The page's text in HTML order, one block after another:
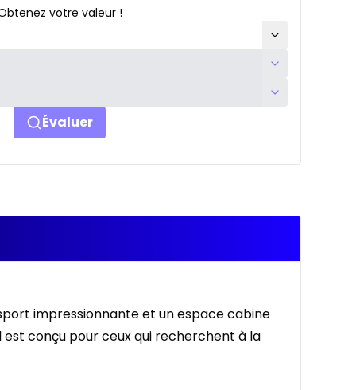
votre valeur !
Évaluer
impressionnante et un espace cabine
conçu pour ceux qui recherchent à la